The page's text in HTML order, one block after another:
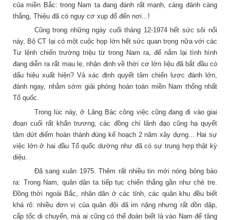
của miền Bắc: trong Nam ta đang đánh rất mạnh, càng đánh càng
thắng, Thiệu đã có nguy cơ xụp đổ đến nơi...!
Cũng trong những ngày cuối tháng 12-1974 hết sức sôi nổi
này, Bộ CT lại có một cuộc họp lớn hết sức quan trọng nữa với các
Tư lệnh chiến trường triệu từ trong Nam ra, để nắm lại tình hình
đang diễn ra rất mau lẹ, nhận định về thời cơ lớn liệu đã bắt đầu có
dấu hiệu xuất hiện? Và xác định quyết tâm chiến lược đánh lớn,
đánh ngay, nhằm sớm giải phóng hoàn toàn miền Nam thống nhất
Tổ quốc.
Trong lúc này, ở Lăng Bác công việc cũng đang đi vào giai
đoạn cuối rất khẩn trương, các đồng chí lãnh đạo cũng hạ quyết
tâm dứt điểm hoàn thành đúng kế hoạch 2 năm xây dựng... Hai sự
việc lớn ở hai đầu Tổ quốc dường như đã có sự trung hợp thật kỳ
diệu.
Đã sang xuân 1975. Thêm rất nhiều tin mới nóng bỏng báo
ra: Trong Nam, quân dân ta tiếp tục chiến thắng gần như chẻ tre.
Đồng thời ngoài Bắc, nhân dân ở các tỉnh, các quân khu đều biết
khá rõ: nhiều đơn vị của quân đội đã im nặng nhưng rất dồn dập,
cấp tốc di chuyển, mà ai cũng có thể đoán biết là vào Nam để tăng